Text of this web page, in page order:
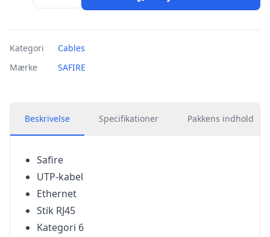
Kategori
Cables
Mærke
SAFIRE
Beskrivelse Specifikationer Pakkens indhold
Safire
UTP-kabel
Ethernet
Stik RJ45
Kategori 6